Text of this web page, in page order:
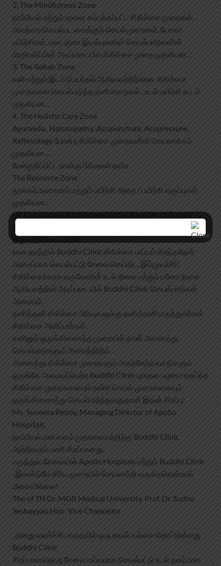
2. The Mindfulness Zone
நரம்பியல் மற்றும் மூளை சம்பத்தப்பட்ட சிகிச்சை முறைகள்,
அவற்றை செயல்பட வைக்கும் செயல்முறைகள், யோகா
பயிற்சிகள், மன, குண இயல்புகளின் செயல்பாடுகளின்
பிரதிபலிப்பின் அடிப்படையில் சிகிச்சை முறை முதலியன…
3. The Rehab Zone
வலி மற்றும் இடம் பெயர்தல் ஆகியவற்றிற்கான சிகிச்சை
முறைகளை செயல்படுத்த தனிஅறைகள் , உடல் பயிற்சி கூடம்
முதலியன…
4. The Holistic Care Zone
Ayurveda , Naturopathy ,Acupuncture, Acupressure,
Reflexology போன்ற சிகிச்சை முறைகளின் செயலாக்கம்
முதலியன…
மேல்குறிப்பிட்ட நான்கு பிரிவுகள் தவிர,
The Resource Zone
நூலகம், உணவகம் மற்றும் பயிற்சி அறை / பயிற்சி வகுப்புகள்
முதலியன..
Dr. Ennapadam S Krishnamoorthy, Founder of Buddhi
இது பற்றி பேசுகையில்…
உலக தரத்தில் Buddhi Clinic சிகிச்சை மய்யம் சிறந்ததோர்
அமைப்பாக செயல்பட்டு சேவை செய்திட, இம்முயற்சி!
சிகிச்சைக்காக வருவோரின் உடல் நிலை மற்றும் மனோ நிலை
ஆகியவற்றின் அடிப்படையில் Buddhi Clinic செயல்பாடுகள்
அமையும்.
தனித்தனி சிகிச்சை பிரிவுகளுக்கு தனித்தனி மருத்துவர்கள்
சிகிச்சை அளிப்பார்கள்.
எனினும் ஒருங்கிணைந்த முறையில் தான் அனைத்து
செயல்பாடுகளும் அமைந்திடும் .
அனைத்து சிகிச்சை முறைகளும் அதற்கேற்ற வசதிகளும்
ஒருங்கே அமையப்பெற்ற Buddhi Clinic புராதன பழமை வாய்ந்த
சிகிச்சை முறைகளையும் நவீன செயல் முறைகளையும்
ஒருங்கிணைத்து செயல்படுத்துவதுதான் இதன் சிறப்பு!
Ms. Suneeta Reddy, Managing Director of Apollo
Hospitals
நரம்பியல் மன வளம் முதலானவற்றிற்கு Buddhi Clinic
ஆற்றிவரும் பணி சிறப்பானது.
மருத்துவ சேவையில் Apollo Hospitals மற்றும் Buddhi Clinic
-இரண்டுமே சீரிய முறையில் செயலாற்றி வருகிறதென்றால்
மிகையில்லை!
The of TN Dr. MGR Medical University, Prof. Dr. Sudha
Seshayyan,Hon. Vice Chancellor
..தனது வளர்ச்சி பாதையில் ஒரு மைல் கல்லை தொட்டுள்ளது
Buddhi Clinic
சிறப்பானதொரு சேவை மய்யமாக செயல்பட்டு உடல் நலம், மன